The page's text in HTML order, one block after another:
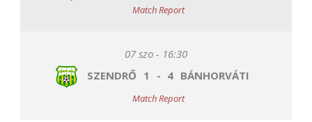
Match Report
07 szo - 16:30
SZENDRŐ 1 - 4 BÁNHORVÁTI
Match Report